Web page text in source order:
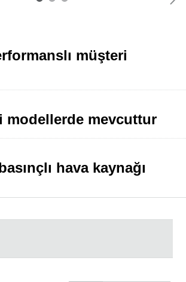
müşteri
modellerde mevcuttur
hava kaynağı